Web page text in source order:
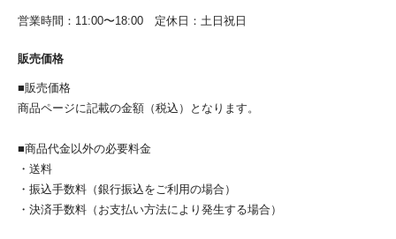
営業時間：11:00〜18:00 定休日：土日祝日
販売価格
■販売価格
商品ページに記載の金額（税込）となります。
■商品代金以外の必要料金
・送料
・振込手数料（銀行振込をご利用の場合）
・決済手数料（お支払い方法により発生する場合）